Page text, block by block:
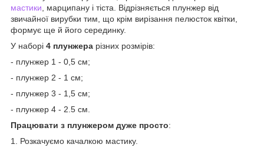
мастики , марципану і тіста. Відрізняється плунжер від
звичайної вирубки тим, що крім вирізання пелюсток квітки,
формує ще й його серединку.
У наборі 4 плунжера різних розмірів:
- плунжер 1 - 0,5 см;
- плунжер 2 - 1 см;
- плунжер 3 - 1,5 см;
- плунжер 4 - 2.5 см.
Працювати з плунжером дуже просто:
1. Розкачуємо качалкою мастику.